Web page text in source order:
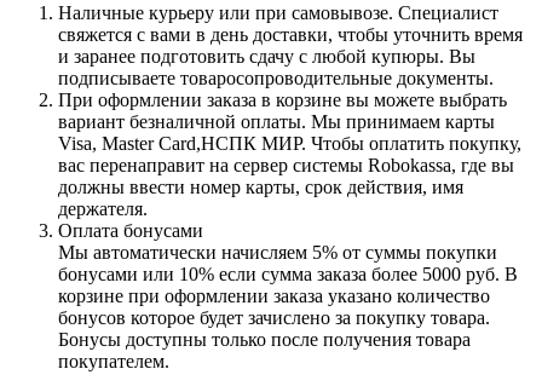
Наличные курьеру или при самовывозе. Специалист
свяжется с вами в день доставки, чтобы уточнить время
и заранее подготовить сдачу с любой купюры. Вы
подписываете товаросопроводительные документы.
При оформлении заказа в корзине вы можете выбрать
вариант безналичной оплаты. Мы принимаем карты
Visa, Master Card,НСПК МИР. Чтобы оплатить покупку,
вас перенаправит на сервер системы Robokassa, где вы
должны ввести номер карты, срок действия, имя
держателя.
Оплата бонусами
Мы автоматически начисляем 5% от суммы покупки
бонусами или 10% если сумма заказа более 5000 руб. В
корзине при оформлении заказа указано количество
бонусов которое будет зачислено за покупку товара.
Бонусы доступны только после получения товара
покупателем.